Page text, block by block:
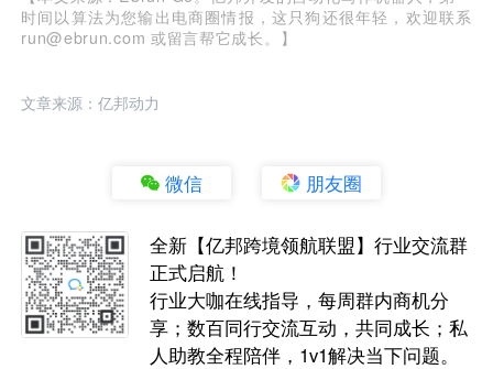
时间以算法为您输出电商圈情报，这只狗还很年轻，欢迎联系
run@ebrun.com 或留言帮它成长。】
文章来源：亿邦动力
微信 朋友圈
全新【亿邦跨境领航联盟】行业交流群
正式启航！
行业大咖在线指导，每周群内商机分
享；数百同行交流互动，共同成长；私
人助教全程陪伴，1v1解决当下问题。